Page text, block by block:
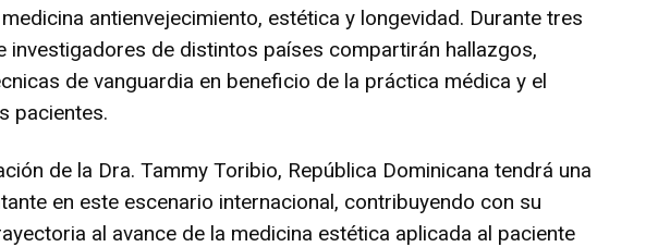
antienvejecimiento, estética y longevidad. Durante tres
investigadores de distintos países compartirán hallazgos,
de vanguardia en beneficio de la práctica médica y el
pacientes.
de la Dra. Tammy Toribio, República Dominicana tendrá una
en este escenario internacional, contribuyendo con su
al avance de la medicina estética aplicada al paciente